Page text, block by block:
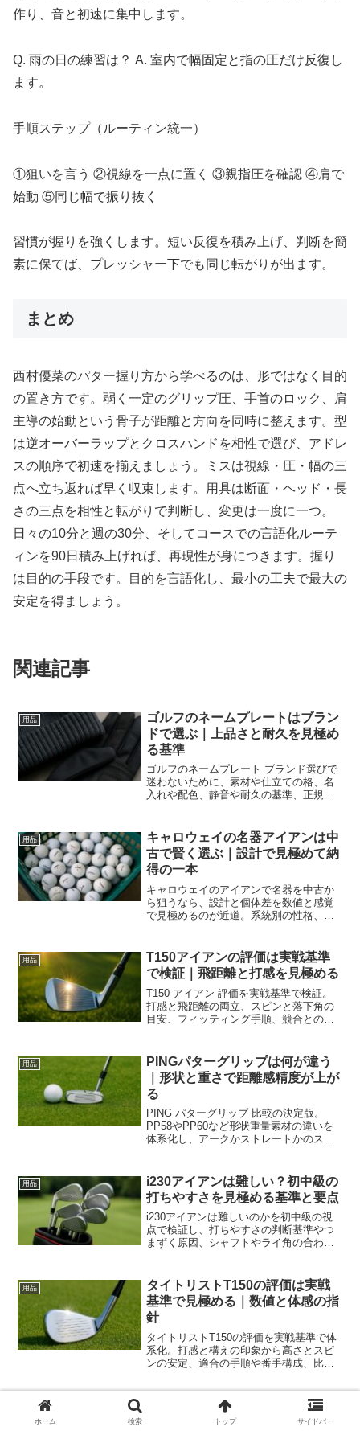
作り、音と初速に集中します。
Q. 雨の日の練習は？ A. 室内で幅固定と指の圧だけ反復し
ます。
手順ステップ（ルーティン統一）
①狙いを言う ②視線を一点に置く ③親指圧を確認 ④肩で
始動 ⑤同じ幅で振り抜く
習慣が握りを強くします。短い反復を積み上げ、判断を簡
素に保てば、プレッシャー下でも同じ転がりが出ます。
まとめ
西村優菜のパター握り方から学べるのは、形ではなく目的
の置き方です。弱く一定のグリップ圧、手首のロック、肩
主導の始動という骨子が距離と方向を同時に整えます。型
は逆オーバーラップとクロスハンドを相性で選び、アドレ
スの順序で初速を揃えましょう。ミスは視線・圧・幅の三
点へ立ち返れば早く収束します。用具は断面・ヘッド・長
さの三点を相性と転がりで判断し、変更は一度に一つ。
日々の10分と週の30分、そしてコースでの言語化ルーテ
ィンを90日積み上げれば、再現性が身につきます。握り
は目的の手段です。目的を言語化し、最小の工夫で最大の
安定を得ましょう。
関連記事
用品
ゴルフのネームプレートはブラン
ドで選ぶ｜上品さと耐久を見極め
る基準
ゴルフのネームプレート ブランド選びで
迷わないために、素材や仕立ての格、名
入れや配色、静音や耐久の基準、正規や
使える一枚へ導きます。
用品
キャロウェイの名器アイアンは中
古で賢く選ぶ｜設計で見極めて納
得の一本
キャロウェイのアイアンで名器を中古か
ら狙うなら、設計と個体差を数値と感覚
で見極めるのが近道。系統別の性格、相
へ導きます。
用品
T150アイアンの評価は実戦基準
で検証｜飛距離と打感を見極める
T150 アイアン 評価を実戦基準で検証。
打感と飛距離の両立、スピンと落下角の
目安、フィッティング手順、競合との違
うか即決できます。
用品
PINGパターグリップは何が違う
｜形状と重さで距離感精度が上が
る
PING パターグリップ 比較の決定版。
PP58やPP60など形状重量素材の違いを
体系化し、アークかストレートかのスト
用品
i230アイアンは難しい？初中級の
打ちやすさを見極める基準と要点
i230アイアンは難しいのかを初中級の視
点で検証し、打ちやすさの判断基準やつ
まずく原因、シャフトやライ角の合わせ
性を高めます。
用品
タイトリストT150の評価は実戦
基準で見極める｜数値と体感の指
針
タイトリストT150の評価を実戦基準で体
系化。打感と構えの印象から高さとスピ
ンの安定、適合の手順や番手構成、比較
す。
ホーム 検索 トップ サイドバー